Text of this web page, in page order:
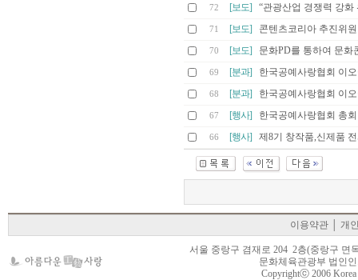
72 [보도] “관광산업 경쟁력 강화
71 [보도] 콘텐츠코리아 추진위
70 [보도] 문화PD를 통하여 문화
69 [분과] 한국공예사랑협회 이
68 [분과] 한국공예사랑협회 이
67 [행사] 한국공예사랑협회 총회
66 [행사] 제8기 창작품,신제품
이용약관 │개
서울 중랑구 겸재로 204 2층(중랑구 면
문화체육관광부 법인
Copyrightⓒ 2006 Korea